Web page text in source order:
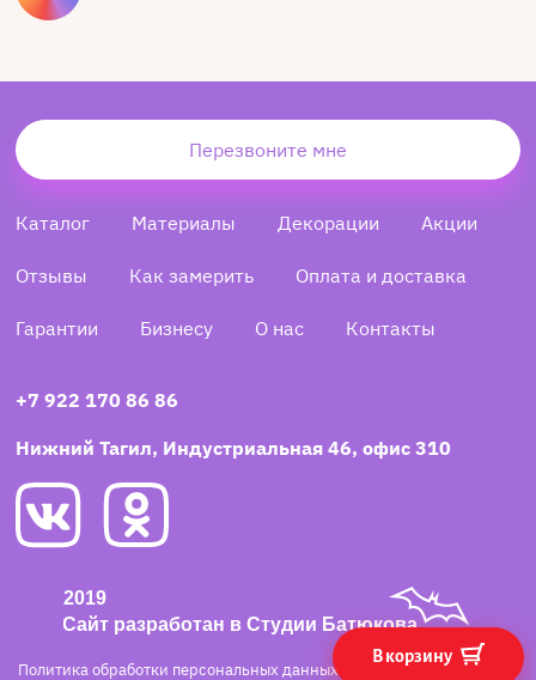
В корзину
Перезвоните мне
Каталог Материалы Декорации Акции
Отзывы Как замерить Оплата и доставка
Гарантии Бизнесу О нас Контакты
+7 922 170 86 86
Нижний Тагил, Индустриальная 46, офис 310
Политика обработки персональных данных Согласие на обработку